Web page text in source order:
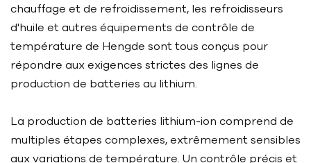
chauffage et de refroidissement, les refroidisseurs
d'huile et autres équipements de contrôle de
température de Hengde sont tous conçus pour
répondre aux exigences strictes des lignes de
production de batteries au lithium.
La production de batteries lithium-ion comprend de
multiples étapes complexes, extrêmement sensibles
aux variations de température. Un contrôle précis et